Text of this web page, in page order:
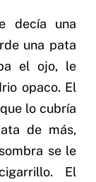
decía una
una pata
el ojo, le
opaco. El
lo cubría
de más,
se le
El